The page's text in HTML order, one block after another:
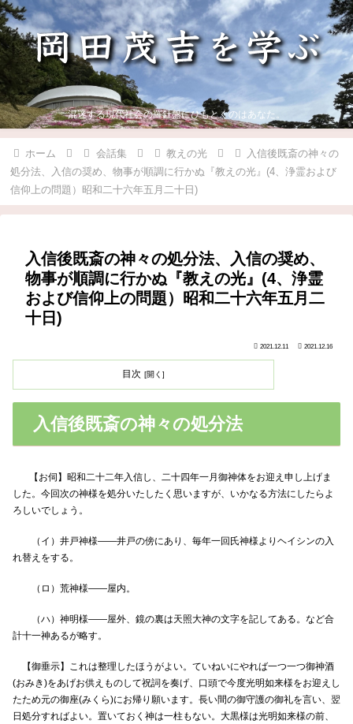
混迷する現代社会の羅針盤にひもとくのはあなた。
ホーム 会話集 教えの光
入信後既斎の神々の
処分法、入信の奨め、物事が順調に行かぬ『教えの光』(4、浄霊および
信仰上の問題）昭和二十六年五月二十日)
入信後既斎の神々の処分法、入信の奨め、
物事が順調に行かぬ『教えの光』(4、浄霊
および信仰上の問題）昭和二十六年五月二
十日)
2021.12.11 2021.12.16
目次
入信後既斎の神々の処分法
【お伺】昭和二十二年入信し、二十四年一月御神体をお迎え申し上げま
した。今回次の神様を処分いたしたく思いますが、いかなる方法にしたらよ
ろしいでしょう。
（イ）井戸神様——井戸の傍にあり、毎年一回氏神様よりヘイシンの入
れ替えをする。
（ロ）荒神様——屋内。
（ハ）神明様——屋外、鏡の裏は天照大神の文字を記してある。など合
計十一神あるが略す。
【御垂示】これは整理したほうがよい。ていねいにやれば一つ一つ御神酒
(おみき)をあげお供えものして祝詞を奏げ、口頭で今度光明如来様をお迎えし
たため元の御座(みくら)にお帰り願います。長い間の御守護の御礼を言い、翌
日処分すればよい。置いておく神は一柱もない。大黒様は光明如来様の前、